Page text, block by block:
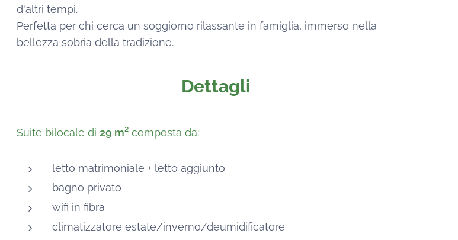
d'altri tempi.
Perfetta per chi cerca un soggiorno rilassante in famiglia, immerso nella
bellezza sobria della tradizione.
Dettagli
Suite bilocale di 29 m² composta da:
letto matrimoniale + letto aggiunto
bagno privato
wifi in fibra
climatizzatore estate/inverno/deumidificatore